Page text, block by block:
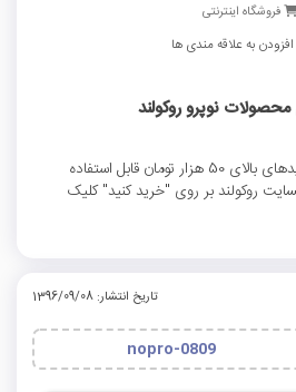
فروشگاه اینترنتی
افزودن به علاقه مندی ها
تعداد محدود و برای خریدهای بالای 50 هزار تومان قابل استفاده
روکولند بر روی "خرید کنید" کلیک
تاریخ انتشار: 1396/09/08
nopro-0809